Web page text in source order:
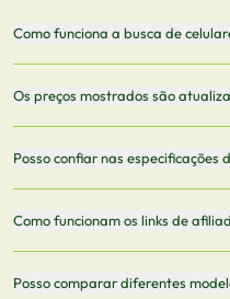
Como funciona a busca de
armazenamento, memória
5G.
Os preços mostrados são
vendedor antes de finalizar
Posso confiar nas especificações
informações mais recentes
Como funcionam os links de
Posso comparar diferentes